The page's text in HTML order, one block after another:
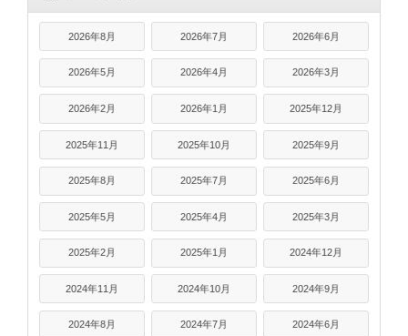
2026年8月 2026年7月 2026年6月
2026年5月 2026年4月 2026年3月
2026年2月 2026年1月 2025年12月
2025年11月 2025年10月 2025年9月
2025年8月 2025年7月 2025年6月
2025年5月 2025年4月 2025年3月
2025年2月 2025年1月 2024年12月
2024年11月 2024年10月 2024年9月
2024年8月 2024年7月 2024年6月